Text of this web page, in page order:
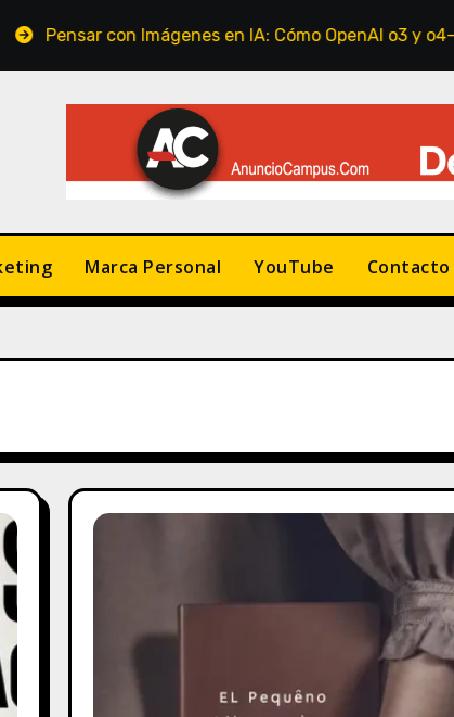
en IA: Cómo OpenAI o3 y o4-mini están
Marca Personal YouTube Contacto